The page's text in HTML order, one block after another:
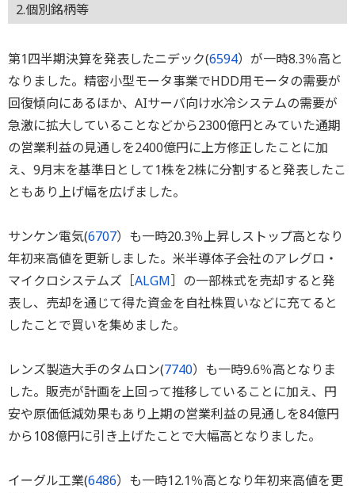
2.個別銘柄等
第1四半期決算を発表したニデック(6594）が一時8.3％高と
なりました。精密小型モータ事業でHDD用モータの需要が
回復傾向にあるほか、AIサーバ向け水冷システムの需要が
急激に拡大していることなどから2300億円とみていた通期
の営業利益の見通しを2400億円に上方修正したことに加
え、9月末を基準日として1株を2株に分割すると発表したこ
ともあり上げ幅を広げました。
サンケン電気(6707）も一時20.3％上昇しストップ高となり
年初来高値を更新しました。米半導体子会社のアレグロ・
マイクロシステムズ［ALGM］の一部株式を売却すると発
表し、売却を通じて得た資金を自社株買いなどに充てると
したことで買いを集めました。
レンズ製造大手のタムロン(7740）も一時9.6％高となりま
した。販売が計画を上回って推移していることに加え、円
安や原価低減効果もあり上期の営業利益の見通しを84億円
から108億円に引き上げたことで大幅高となりました。
イーグル工業(6486）も一時12.1％高となり年初来高値を更